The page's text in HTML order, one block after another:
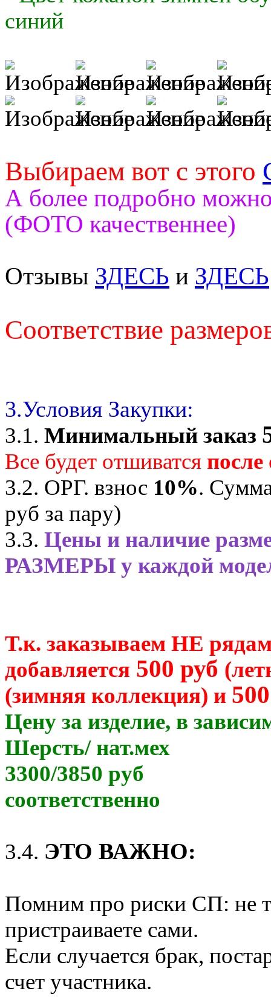
синий
Выбираем вот с этого
А более подробно
(ФОТО качественнее)
Отзывы ЗДЕСЬ и ЗДЕСЬ
Соответствие
3.Условия Закупки:
3.1. Минимальный заказ
Все будет отшиватся
3.2. ОРГ. взнос 10%.
руб за пару)
3.3. Цены и наличие
РАЗМЕРЫ у каждой
Т.к. заказываем НЕ
добавляется 500 руб
(зимняя коллекция) и
Цену за изделие, в
Шерсть/ нат.мех
3300/3850 руб
соответственно
3.4. ЭТО ВАЖНО:
Помним про риски СП: не
пристраиваете сами.
Если случается брак,
счет участника.